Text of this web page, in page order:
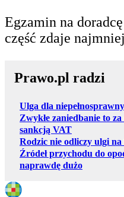
Egzamin na
część zdaje
Prawo.pl radzi
Ulga dla
Zwykłe zaniedbanie to
sankcją VAT
Rodzic nie odliczy ulgi
Źródeł przychodu do
naprawdę dużo